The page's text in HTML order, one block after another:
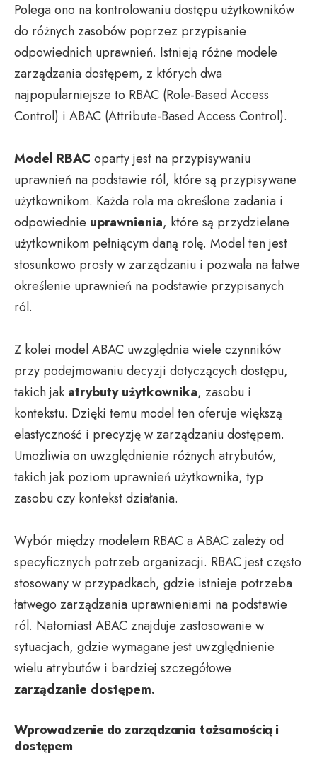
Polega ono na kontrolowaniu dostępu użytkowników
do różnych zasobów poprzez przypisanie
odpowiednich uprawnień. Istnieją różne modele
zarządzania dostępem, z których dwa
najpopularniejsze to RBAC (Role-Based Access
Control) i ABAC (Attribute-Based Access Control).
Model RBAC oparty jest na przypisywaniu
uprawnień na podstawie ról, które są przypisywane
użytkownikom. Każda rola ma określone zadania i
odpowiednie uprawnienia, które są przydzielane
użytkownikom pełniącym daną rolę. Model ten jest
stosunkowo prosty w zarządzaniu i pozwala na łatwe
określenie uprawnień na podstawie przypisanych
ról.
Z kolei model ABAC uwzględnia wiele czynników
przy podejmowaniu decyzji dotyczących dostępu,
takich jak atrybuty użytkownika, zasobu i
kontekstu. Dzięki temu model ten oferuje większą
elastyczność i precyzję w zarządzaniu dostępem.
Umożliwia on uwzględnienie różnych atrybutów,
takich jak poziom uprawnień użytkownika, typ
zasobu czy kontekst działania.
Wybór między modelem RBAC a ABAC zależy od
specyficznych potrzeb organizacji. RBAC jest często
stosowany w przypadkach, gdzie istnieje potrzeba
łatwego zarządzania uprawnieniami na podstawie
ról. Natomiast ABAC znajduje zastosowanie w
sytuacjach, gdzie wymagane jest uwzględnienie
wielu atrybutów i bardziej szczegółowe
zarządzanie dostępem.
Wprowadzenie do zarządzania tożsamością i
dostępem